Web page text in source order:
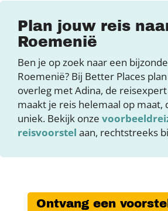
Plan jouw reis
Roemenië
Ben je op zoek naar een
Roemenië? Bij Better Places
overleg met Adina, de
maakt je reis helemaal op maat,
uniek. Bekijk onze
reisvoorstel aan, rechtstreeks
Ontvang een